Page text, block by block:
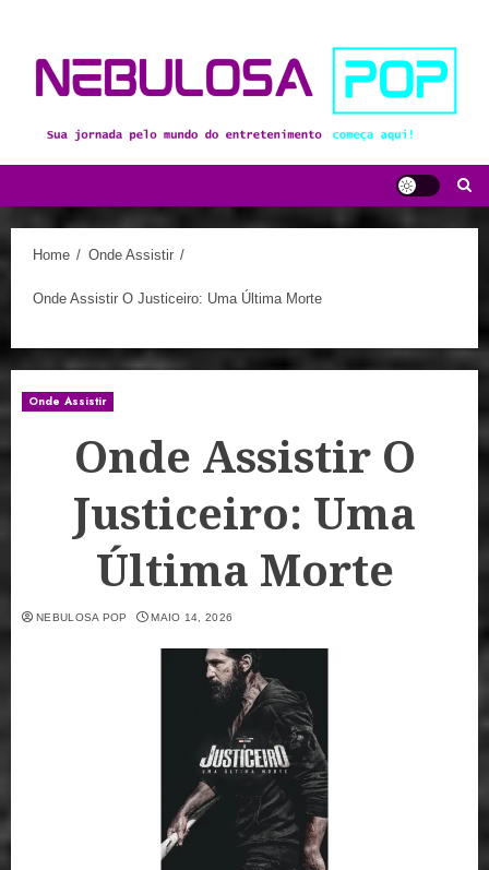
content
Home Onde Assistir
Onde Assistir O Justiceiro: Uma Última Morte
Onde Assistir
Onde Assistir O
Justiceiro: Uma
Última Morte
NEBULOSA POP MAIO 14, 2026